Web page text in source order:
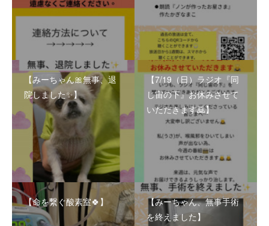
【みーちゃん🎀無事、退
院しました✨】
【7/19（日）ラジオ『同
じ宙の下』お休みさせて
いただきます🙇】
【命を繋ぐ酸素室🍀】
【みーちゃん、無事手術
を終えました】